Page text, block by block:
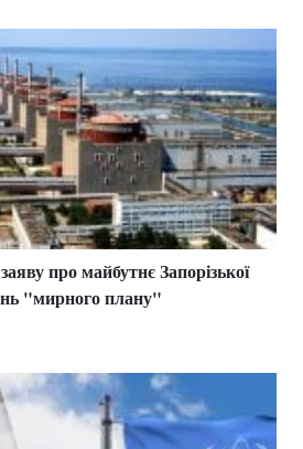
про майбутнє Запорізької
"мирного плану"